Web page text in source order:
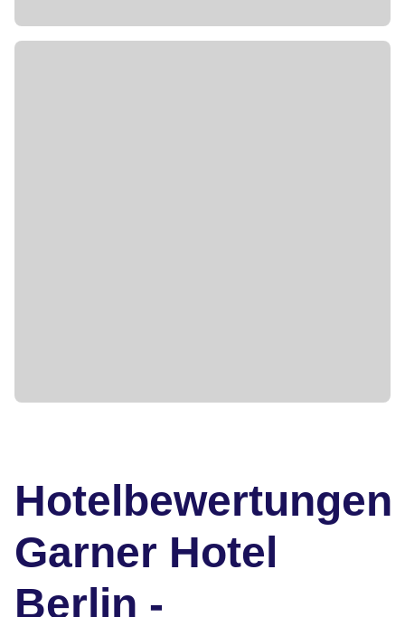
Hotelbewertungen
Garner Hotel
Berlin -